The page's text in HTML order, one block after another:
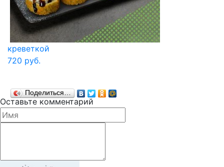
креветкой
720 руб.
Поделиться…
Оставьте комментарий